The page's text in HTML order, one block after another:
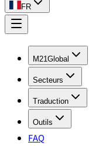
FR
M21Global
Secteurs
Traduction
Outils
FAQ